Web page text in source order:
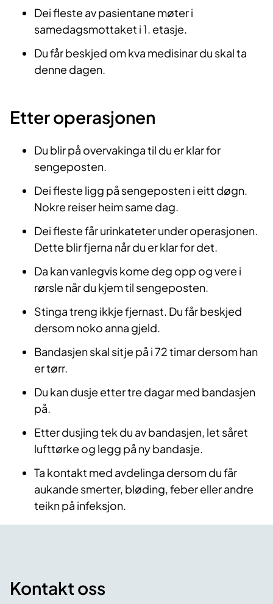
Dei fleste av pasientane møter i
samedagsmottaket i 1. etasje.
Du får beskjed om kva medisinar du skal ta
denne dagen.
Etter operasjonen
Du blir på overvakinga til du er klar for
sengeposten.
Dei fleste ligg på sengeposten i eitt døgn.
Nokre reiser heim same dag.
Dei fleste får urinkateter under operasjonen.
Dette blir fjerna når du er klar for det.
Da kan vanlegvis kome deg opp og vere i
rørsle når du kjem til sengeposten.
Stinga treng ikkje fjernast. Du får beskjed
dersom noko anna gjeld.
Bandasjen skal sitje på i 72 timar dersom han
er tørr.
Du kan dusje etter tre dagar med bandasjen
på.
Etter dusjing tek du av bandasjen, let såret
lufttørke og legg på ny bandasje.
Ta kontakt med avdelinga dersom du får
aukande smerter, bløding, feber eller andre
teikn på infeksjon.
Kontakt oss